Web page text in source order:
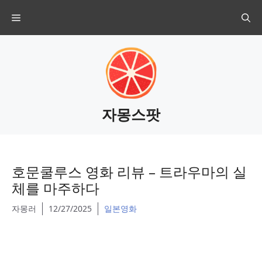
content
Menu
자몽스팟
호문쿨루스 영화 리뷰 – 트라우마의 실
체를 마주하다
자몽러 12/27/2025 일본영화